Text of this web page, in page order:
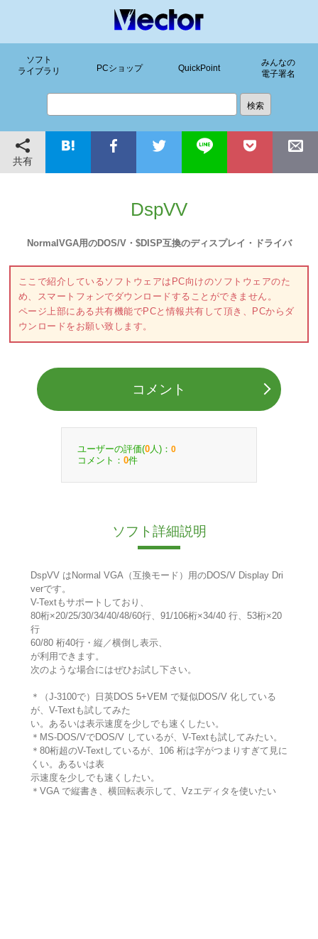
ソフト
ライブラリ
PCショップ QuickPoint
みんなの
電子署名
共有
DspVV
NormalVGA用のDOS/V・$DISP互換のディスプレイ・ドライバ
ここで紹介しているソフトウェアはPC向けのソフトウェアのた
め、スマートフォンでダウンロードすることができません。
ページ上部にある共有機能でPCと情報共有して頂き、PCからダ
ウンロードをお願い致します。
コメント
ユーザーの評価(0 人)： 0
コメント： 0件
ソフト詳細説明
DspVV はNormal VGA（互換モード）用のDOS/V Display Dri
verです。
V-Textもサポートしており、
80桁×20/25/30/34/40/48/60行、91/106桁×34/40 行、53桁×20
行
60/80 桁40行・縦／横倒し表示、
が利用できます。
次のような場合にはぜひお試し下さい。
＊（J-3100で）日英DOS 5+VEM で疑似DOS/V 化している
が、V-Textも試してみた
い。あるいは表示速度を少しでも速くしたい。
＊MS-DOS/VでDOS/V しているが、V-Textも試してみたい。
＊80桁超のV-Textしているが、106 桁は字がつまりすぎて見に
くい。あるいは表
示速度を少しでも速くしたい。
＊VGA で縦書き、横回転表示して、Vzエディタを使いたい